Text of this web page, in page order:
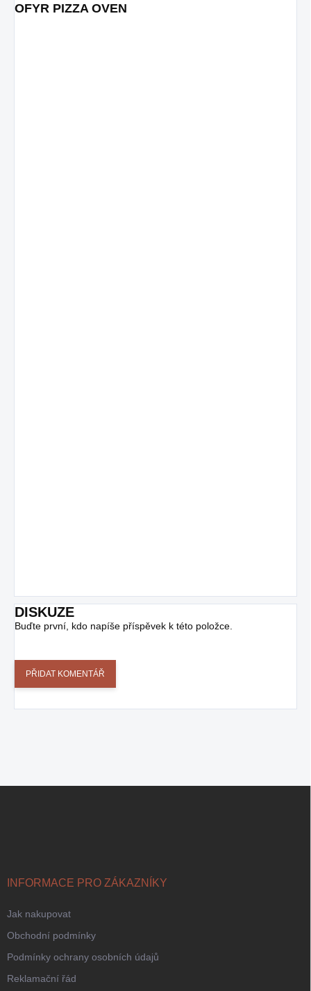
OFYR PIZZA OVEN
DISKUZE
Buďte první, kdo napíše příspěvek k této položce.
PŘIDAT KOMENTÁŘ
INFORMACE PRO ZÁKAZNÍKY
Jak nakupovat
Obchodní podmínky
Podmínky ochrany osobních údajů
Reklamační řád